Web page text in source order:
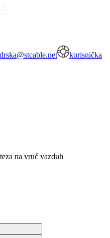
korisnička
na vruć vazduh